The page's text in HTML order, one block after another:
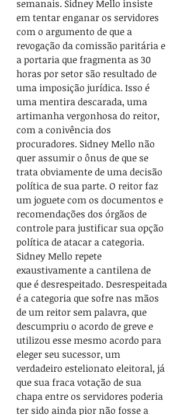
semanais. Sidney Mello insiste
em tentar enganar os servidores
com o argumento de que a
revogação da comissão paritária e
a portaria que fragmenta as 30
horas por setor são resultado de
uma imposição jurídica. Isso é
uma mentira descarada, uma
artimanha vergonhosa do reitor,
com a conivência dos
procuradores. Sidney Mello não
quer assumir o ônus de que se
trata obviamente de uma decisão
política de sua parte. O reitor faz
um joguete com os documentos e
recomendações dos órgãos de
controle para justificar sua opção
política de atacar a categoria.
Sidney Mello repete
exaustivamente a cantilena de
que é desrespeitado. Desrespeitada
é a categoria que sofre nas mãos
de um reitor sem palavra, que
descumpriu o acordo de greve e
utilizou esse mesmo acordo para
eleger seu sucessor, um
verdadeiro estelionato eleitoral, já
que sua fraca votação de sua
chapa entre os servidores poderia
ter sido ainda pior não fosse a